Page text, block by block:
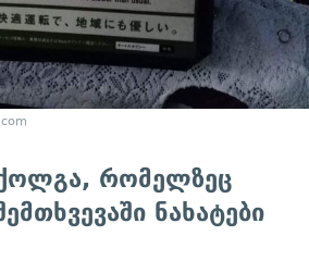
რომელზეც
ნახატები